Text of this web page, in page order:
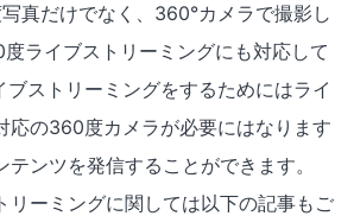
真だけでなく、360°カメラで撮影し
ライブストリーミングにも対応して
ストリーミングをするためにはライ
応の360度カメラが必要にはなります
ンツを発信することができます。
リーミングに関しては以下の記事もご